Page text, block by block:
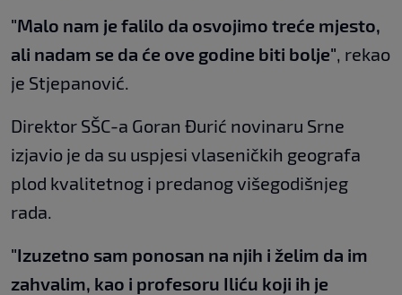
"Malo nam je falilo da osvojimo treće mjesto,
ali nadam se da će ove godine biti bolje" , rekao
je Stjepanović.
Direktor SŠC-a Goran Đurić novinaru Srne
izjavio je da su uspjesi vlaseničkih geografa
plod kvalitetnog i predanog višegodišnjeg
rada.
"Izuzetno sam ponosan na njih i želim da im
zahvalim, kao i profesoru Iliću koji ih je